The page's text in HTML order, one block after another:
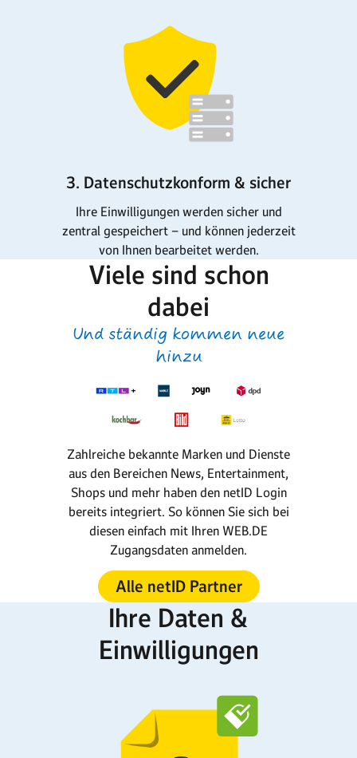
3. Datenschutzkonform & sicher
Ihre Einwilligungen werden sicher und
zentral gespeichert – und können jederzeit
von Ihnen bearbeitet werden.
Viele sind schon
dabei
Und ständig kommen neue
hinzu
Zahlreiche bekannte Marken und Dienste
aus den Bereichen News, Entertainment,
Shops und mehr haben den netID Login
bereits integriert. So können Sie sich bei
diesen einfach mit Ihren WEB.DE
Zugangsdaten anmelden.
Alle netID Partner
Ihre Daten &
Einwilligungen